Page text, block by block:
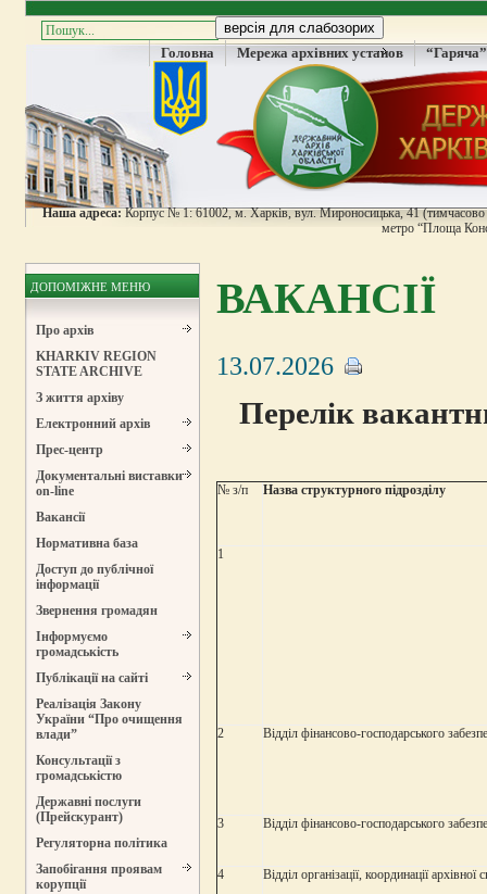
Головна Мережа архівних установ
Наша адреса:Корпус № 1: 61002, м. Харків, вул. Мироносицька, 41
метро “Площа
ДОПОМІЖНЕ МЕНЮ
Про архів
KHARKIV REGION
STATE ARCHIVE
З життя архіву
Електронний архів
Прес-центр
Документальні виставки
on-line
Вакансії
Нормативна база
Доступ до публічної
інформації
Звернення громадян
Інформуємо
громадськість
Публікації на сайті
Реалізація Закону
України “Про очищення
влади”
Консультації з
громадськістю
Державні послуги
(Прейскурант)
Регуляторна політика
Запобігання проявам
корупції
ВАКАНСІЇ
13.07.2026
Перелік
№ з/п Назва структурного підрозділу
1
2 Відділ фінансово-господарського
3 Відділ фінансово-господарського
4 Відділ організації, координації